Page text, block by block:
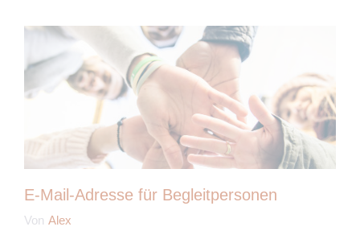
E-Mail-Adresse für Begleitpersonen
Von Alex